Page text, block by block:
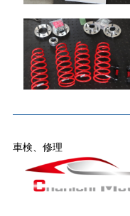
車検、修理